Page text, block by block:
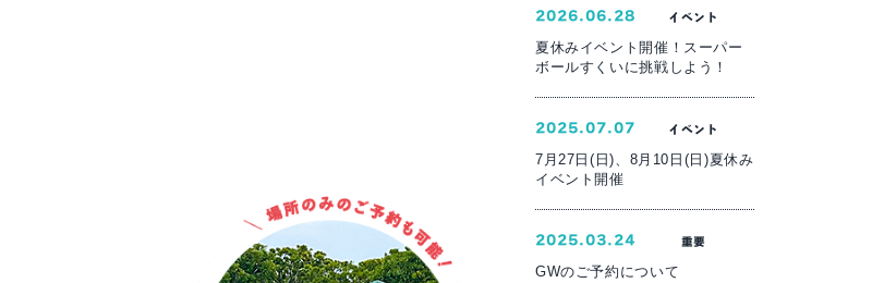
2026.06.28 イベント
夏休みイベント開催！スーパー
ボールすくいに挑戦しよう！
2025.07.07 イベント
7月27日(日)、8月10日(日)夏休み
イベント開催
2025.03.24 重要
GWのご予約について